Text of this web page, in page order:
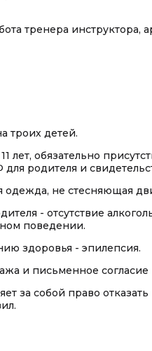
тренера
троих детей.
11 лет, обязательно
для родителя и
одежда, не стесняющая
- отсутствие
поведении.
здоровья - эпилепсия.
и письменное
за собой право